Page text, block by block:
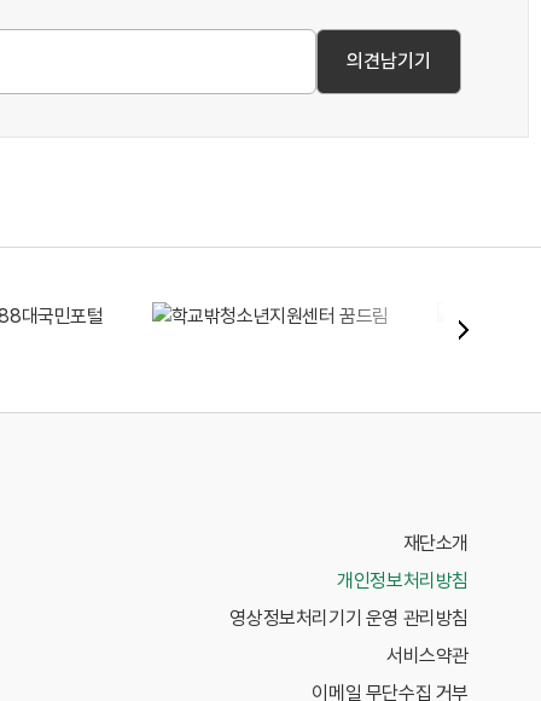
재단소개
개인정보처리방침
영상정보처리기기 운영 관리방침
서비스약관
이메일 무단수집 거부